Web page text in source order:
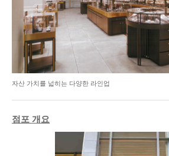
자산 가치를 넓히는 다양한 라인업
점포 개요